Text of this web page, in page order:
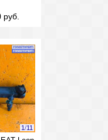
руб.
1/11